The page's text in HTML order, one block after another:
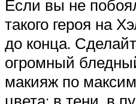
Если вы не
такого героя на
до конца.
огромный
макияж по